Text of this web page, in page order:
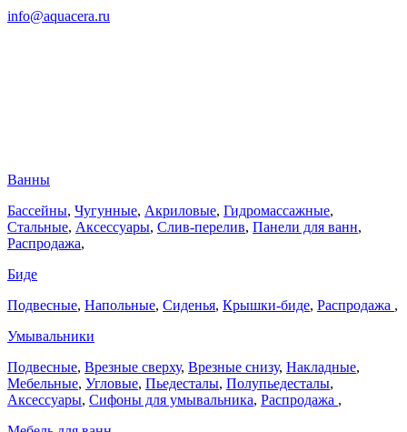
info@aquacera.ru
Ванны
Бассейны, Чугунные, Акриловые, Гидромассажные,
Стальные, Аксессуары, Слив-перелив, Панели для ванн,
Распродажа,
Биде
Подвесные, Напольные, Сиденья, Крышки-биде, Распродажа ,
Умывальники
Подвесные, Врезные сверху, Врезные снизу, Накладные,
Мебельные, Угловые, Пьедесталы, Полупьедесталы,
Аксессуары, Сифоны для умывальника, Распродажа ,